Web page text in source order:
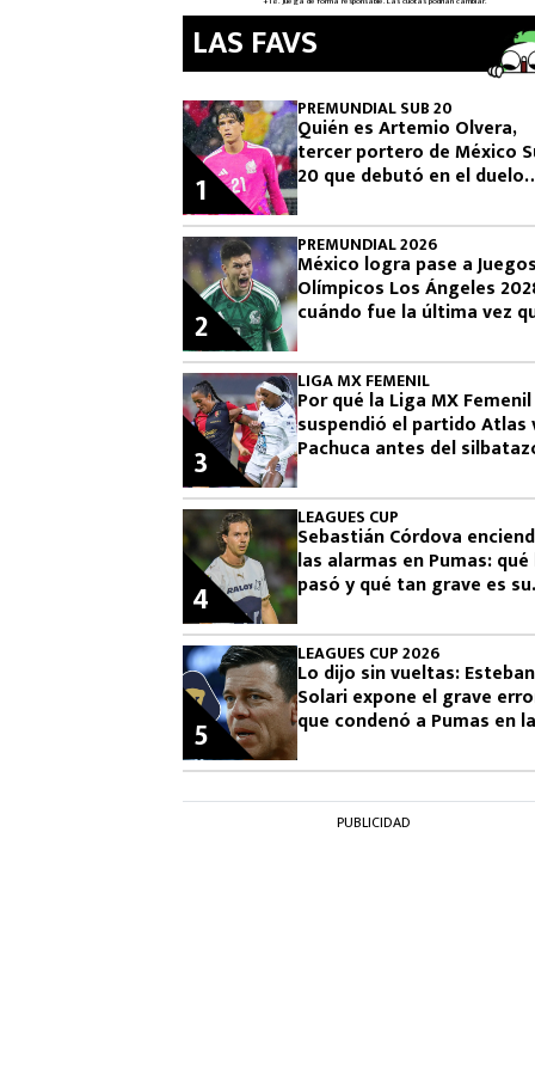
LAS FAVS
PREMUNDIAL SUB 20
Quién es Artemio Olvera,
tercer portero de México
20 que debutó en el duelo
olímpico
1
PREMUNDIAL 2026
México logra pase a Juegos
Olímpicos Los Ángeles
cuándo fue la última vez
2
LIGA MX FEMENIL
Por qué la Liga MX Femenil
suspendió el partido Atlas
Pachuca antes del
3
LEAGUES CUP
Sebastián Córdova
las alarmas en Pumas: qué
pasó y qué tan grave es su
4
LEAGUES CUP 2026
Lo dijo sin vueltas: Esteban
Solari expone el grave
que condenó a Pumas en la
5
PUBLICIDAD